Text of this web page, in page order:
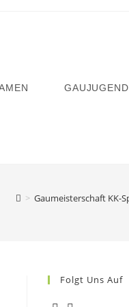
GAUJUGEND
> Gaumeisterschaft KK-
Folgt Uns Auf